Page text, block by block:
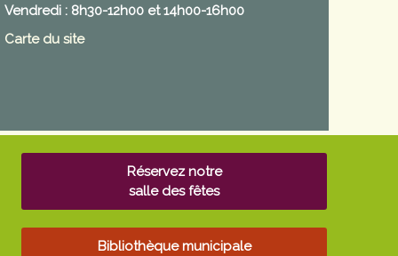
Vendredi : 8h30-12h00 et 14h00-16h00
Carte du site
Réservez notre
salle des fêtes
Bibliothèque municipale